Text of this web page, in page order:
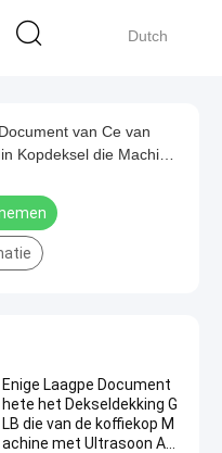
Dutch
van Ce van
Kopdeksel die Machine
Enige Laagpe Document
hete het Dekseldekking G
LB die van de koffiekop M
achine met Ultrasoon Ap